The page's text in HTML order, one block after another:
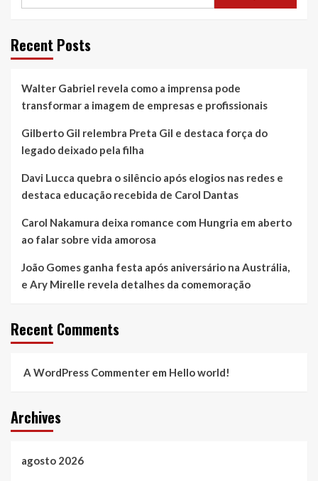
Recent Posts
Walter Gabriel revela como a imprensa pode
transformar a imagem de empresas e profissionais
Gilberto Gil relembra Preta Gil e destaca força do
legado deixado pela filha
Davi Lucca quebra o silêncio após elogios nas redes e
destaca educação recebida de Carol Dantas
Carol Nakamura deixa romance com Hungria em aberto
ao falar sobre vida amorosa
João Gomes ganha festa após aniversário na Austrália,
e Ary Mirelle revela detalhes da comemoração
Recent Comments
A WordPress Commenter em Hello world!
Archives
agosto 2026